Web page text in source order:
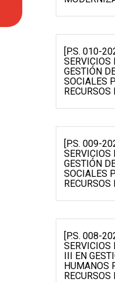
[P.S. 010-
SERVICIOS
GESTIÓN
SOCIALES
[P.S. 009-
SERVICIOS
GESTIÓN
SOCIALES
[P.S. 008-
SERVICIOS
III EN
HUMANOS